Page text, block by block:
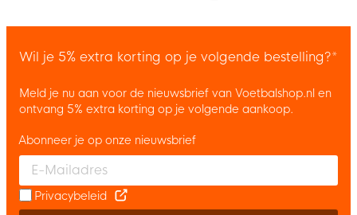
Wil je 5% extra korting op je volgende bestelling?*
Meld je nu aan voor de nieuwsbrief van Voetbalshop.nl en
ontvang 5% extra korting op je volgende aankoop.
Enter your email and accept the privacy policy to subscribe to
Abonneer je op onze nieuwsbrief
Privacybeleid